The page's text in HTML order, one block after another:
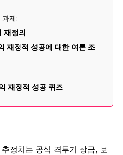
과제:
재정의
재정적 성공에 대한 여론 조
재정적 성공 퀴즈
정치는 공식 격투기 상금, 보